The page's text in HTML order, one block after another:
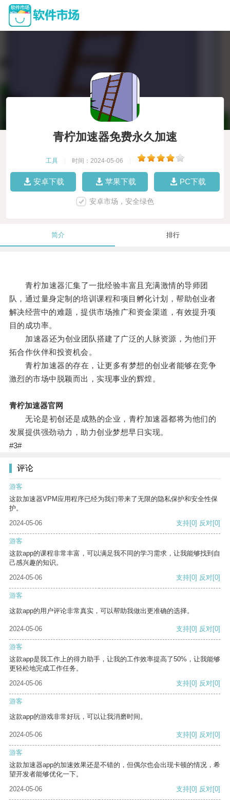
青柠加速器免费永久加速
工具 时间：2024-05-06
安卓下载 苹果下载 PC下载
安卓市场，安全绿色
简介 排行
青柠加速器汇集了一批经验丰富且充满激情的导师团
队，通过量身定制的培训课程和项目孵化计划，帮助创业者
解决经营中的难题，提供市场推广和资金渠道，有效提升项
目的成功率。
加速器还为创业团队搭建了广泛的人脉资源，为他们开
拓合作伙伴和投资机会。
青柠加速器的存在，让更多有梦想的创业者能够在竞争
激烈的市场中脱颖而出，实现事业的辉煌。
青柠加速器官网
无论是初创还是成熟的企业，青柠加速器都将为他们的
发展提供强劲动力，助力创业梦想早日实现。
#3#
评论
游客
这款加速器VPM应用程序已经为我们带来了无限的隐私保护和安全性保
护。
2024-05-06
支持[0] 反对[0]
游客
这款app的课程非常丰富，可以满足我不同的学习需求，让我能够找到自
己感兴趣的知识。
2024-05-06
支持[0] 反对[0]
游客
这款app的用户评论非常真实，可以帮助我做出更准确的选择。
2024-05-06 支持[0] 反对[0]
游客
这款app是我工作上的得力助手，让我的工作效率提高了50%，让我能够
更轻松地完成工作任务。
2024-05-06
支持[0] 反对[0]
游客
这款app的游戏非常好玩，可以让我消磨时间。
2024-05-06 支持[0] 反对[0]
游客
这款加速器app的加速效果还是不错的，但偶尔也会出现卡顿的情况，希
望开发者能够优化一下。
2024-05-06
支持[0] 反对[0]